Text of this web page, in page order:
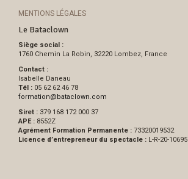
MENTIONS LÉGALES
Le Bataclown
Siège social :
1760 Chemin La Robin, 32220 Lombez, France
Contact :
Isabelle Daneau
Tél : 05 62 62 46 78
formation@bataclown.com
Siret : 379 168 172 000 37
APE : 8552Z
Agrément Formation Permanente : 73320019532
Licence d’entrepreneur du spectacle : L-R-20-10695